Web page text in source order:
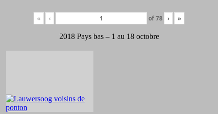
« ‹ of78 › »
2018 Pays bas – 1 au 18 octobre